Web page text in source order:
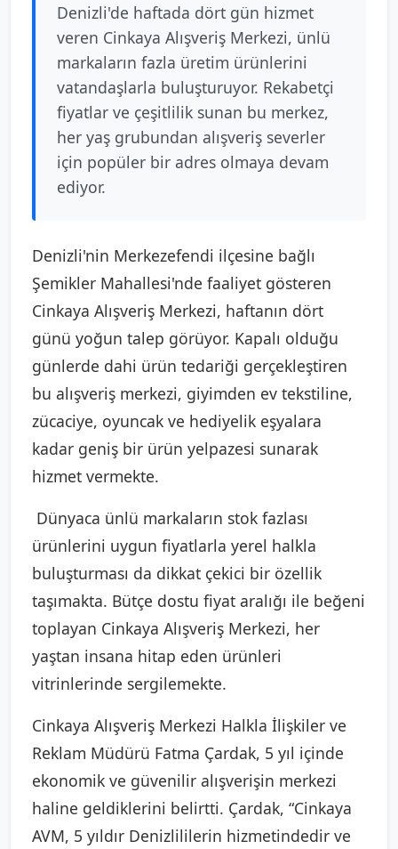
Denizli'de haftada dört gün hizmet
veren Cinkaya Alışveriş Merkezi, ünlü
markaların fazla üretim ürünlerini
vatandaşlarla buluşturuyor. Rekabetçi
fiyatlar ve çeşitlilik sunan bu merkez,
her yaş grubundan alışveriş severler
için popüler bir adres olmaya devam
ediyor.
Denizli'nin Merkezefendi ilçesine bağlı
Şemikler Mahallesi'nde faaliyet gösteren
Cinkaya Alışveriş Merkezi, haftanın dört
günü yoğun talep görüyor. Kapalı olduğu
günlerde dahi ürün tedariği gerçekleştiren
bu alışveriş merkezi, giyimden ev tekstiline,
zücaciye, oyuncak ve hediyelik eşyalara
kadar geniş bir ürün yelpazesi sunarak
hizmet vermekte.
Dünyaca ünlü markaların stok fazlası
ürünlerini uygun fiyatlarla yerel halkla
buluşturması da dikkat çekici bir özellik
taşımakta. Bütçe dostu fiyat aralığı ile beğeni
toplayan Cinkaya Alışveriş Merkezi, her
yaştan insana hitap eden ürünleri
vitrinlerinde sergilemekte.
Cinkaya Alışveriş Merkezi Halkla İlişkiler ve
Reklam Müdürü Fatma Çardak, 5 yıl içinde
ekonomik ve güvenilir alışverişin merkezi
haline geldiklerini belirtti. Çardak, “Cinkaya
AVM, 5 yıldır Denizlililerin hizmetindedir ve